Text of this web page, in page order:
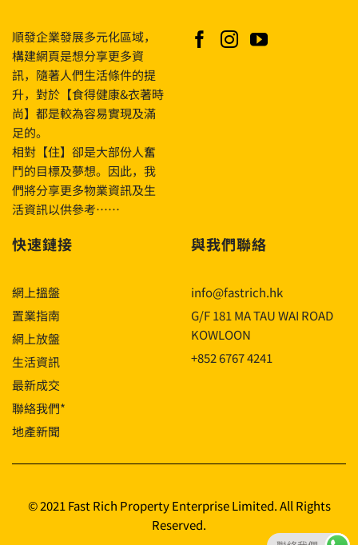
順發企業發展多元化區域，
構建網頁是想分享更多資
訊，隨著人們生活條件的提
升，對於【食得健康&衣著時
尚】都是較為容易實現及滿
足的。
相對【住】卻是大部份人奮
鬥的目標及夢想。因此，我
們將分享更多物業資訊及生
活資訊以供參考……
快速鏈接
網上搵盤
置業指南
網上放盤
生活資訊
最新成交
聯絡我們*
地產新聞
與我們聯絡
info@fastrich.hk
G/F 181 MA TAU WAI ROAD
KOWLOON
+852 6767 4241
© 2021 Fast Rich Property Enterprise Limited. All Rights
Reserved.